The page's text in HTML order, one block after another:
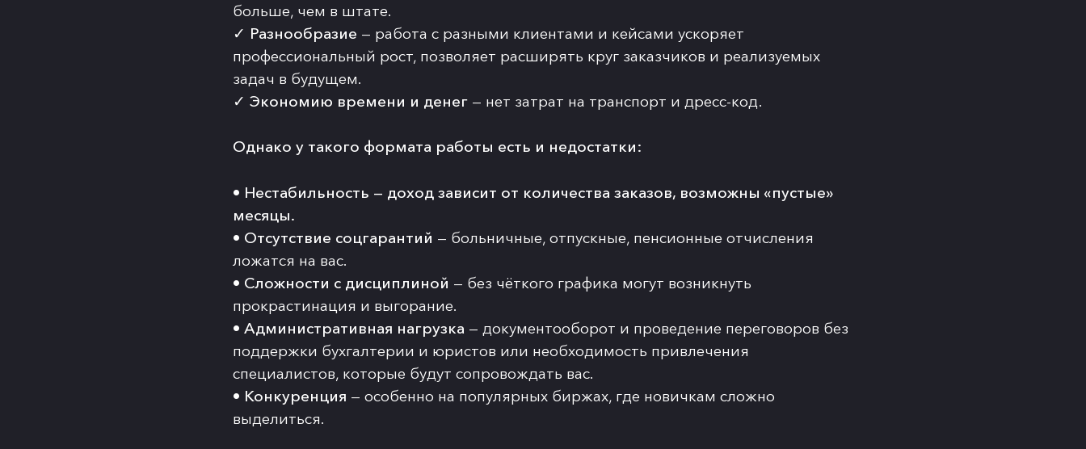
больше, чем в штате.
✓ Разнообразие — работа с разными клиентами и кейсами ускоряет
профессиональный рост, позволяет расширять круг заказчиков и реализуемых
задач в будущем.
✓Экономию времени и денег — нет затрат на транспорт и дресс-код.
Однако у такого формата работы есть и недостатки:
• Нестабильность — доход зависит от количества заказов, возможны «пустые»
месяцы.
• Отсутствие соцгарантий — больничные, отпускные, пенсионные отчисления
ложатся на вас.
• Сложности с дисциплиной — без чёткого графика могут возникнуть
прокрастинация и выгорание.
•Административная нагрузка — документооборот и проведение переговоров без
поддержки бухгалтерии и юристов или необходимость привлечения
специалистов, которые будут сопровождать вас.
• Конкуренция — особенно на популярных биржах, где новичкам сложно
выделиться.